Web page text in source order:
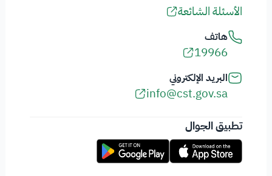
الأسئلة الشائعة
هاتف
19966
البريد الإلكتروني
info@cst.gov.sa
تطبيق الجوال